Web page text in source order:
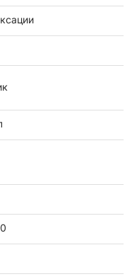
влаги.
22 мм подходит